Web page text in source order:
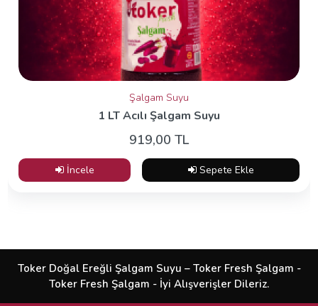
Şalgam Suyu
1 LT Acılı Şalgam Suyu
919,00 TL
İncele Sepete Ekle
Toker Doğal Ereğli Şalgam Suyu – Toker Fresh Şalgam -
Toker Fresh Şalgam - İyi Alışverişler Dileriz.